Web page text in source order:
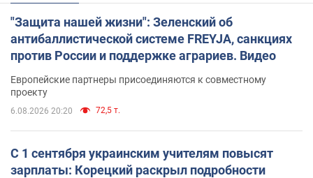
"Защита нашей жизни": Зеленский об
антибаллистической системе FREYJA, санкциях
против России и поддержке аграриев. Видео
Европейские партнеры присоединяются к совместному
проекту
6.08.2026 20:20 72,5 т.
С 1 сентября украинским учителям повысят
зарплаты: Корецкий раскрыл подробности